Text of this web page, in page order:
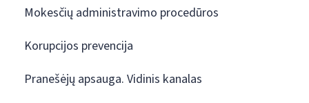
Mokesčių administravimo procedūros
Korupcijos prevencija
Pranešėjų apsauga. Vidinis kanalas